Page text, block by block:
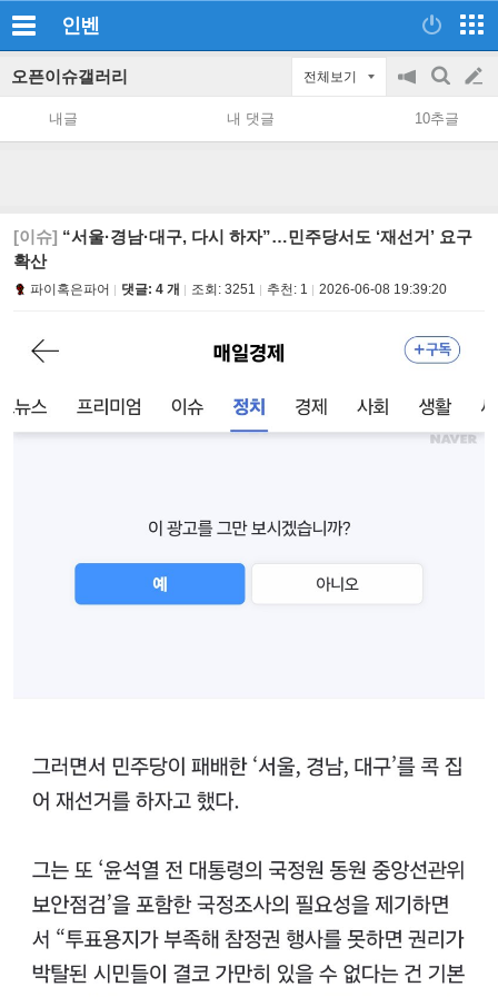
인벤
오픈이슈갤러리 전체보기
공
지
on/off
검
색
글
쓰
내글 내 댓글 10추글
[이슈] “서울·경남·대구, 다시 하자”…민주당서도 ‘재선거’ 요구
확산
파이혹은파어 댓글: 4 개 조회: 3251 추천: 1 2026-06-08 19:39:20